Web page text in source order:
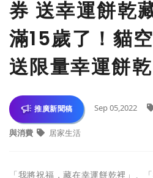
券 送幸運餅乾
滿15歲了！貓
送限量幸運餅
推廣新聞稿 Sep 05,2022
與消費 居家生活
「我將祝福，藏在幸運餅乾裡」、